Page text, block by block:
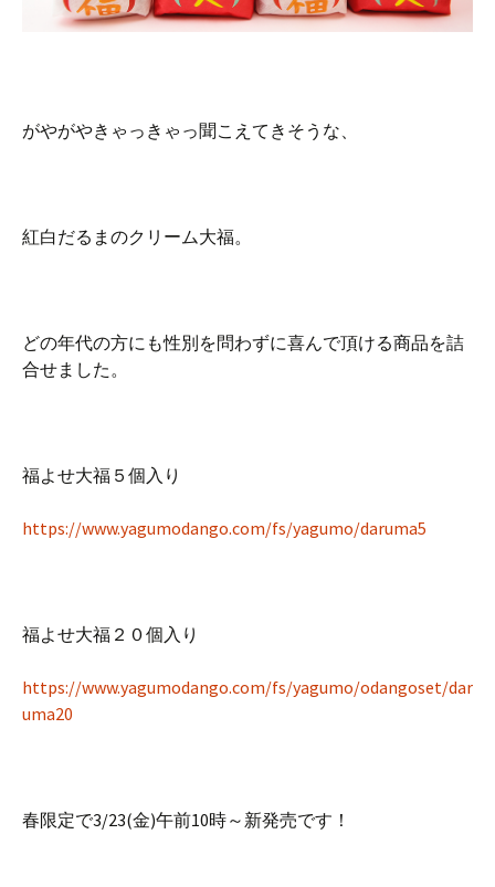
がやがやきゃっきゃっ聞こえてきそうな、
紅白だるまのクリーム大福。
どの年代の方にも性別を問わずに喜んで頂ける商品を詰
合せました。
福よせ大福５個入り
https://www.yagumodango.com/fs/yagumo/daruma5
福よせ大福２０個入り
https://www.yagumodango.com/fs/yagumo/odangoset/dar
uma20
春限定で3/23(金)午前10時～新発売です！